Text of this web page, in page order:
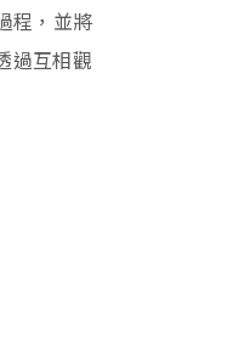
程，並將
過互相觀